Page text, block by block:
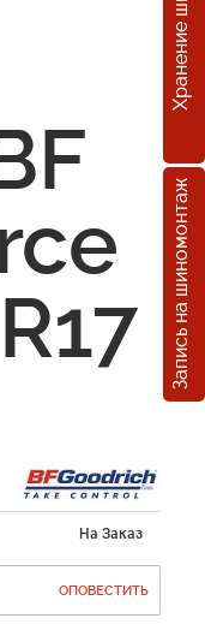
Хранение шин
Запись на шиномонтаж
На Заказ
ОПОВЕСТИТЬ